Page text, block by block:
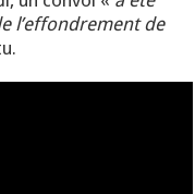
l’effondrement de